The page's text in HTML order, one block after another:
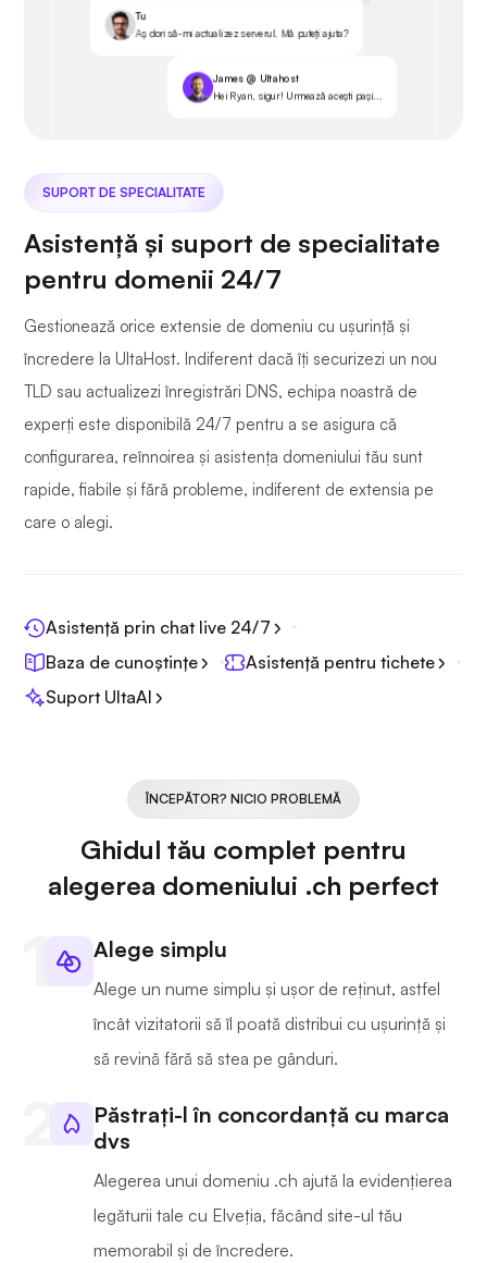
Tu
Aș dori să-mi actualizez serverul. Mă puteți ajuta?
James @ Ultahost
Hei Ryan, sigur! Urmează acești pași...
SUPORT DE SPECIALITATE
Asistență și suport de specialitate
pentru domenii 24/7
Gestionează orice extensie de domeniu cu ușurință și
încredere la UltaHost. Indiferent dacă îți securizezi un nou
TLD sau actualizezi înregistrări DNS, echipa noastră de
experți este disponibilă 24/7 pentru a se asigura că
configurarea, reînnoirea și asistența domeniului tău sunt
rapide, fiabile și fără probleme, indiferent de extensia pe
care o alegi.
Asistență prin chat live 24/7
Baza de cunoștințe
Asistență pentru tichete
Suport UltaAI
ÎNCEPĂTOR? NICIO PROBLEMĂ
Ghidul tău complet pentru
alegerea domeniului .ch perfect
Alege simplu
Alege un nume simplu și ușor de reținut, astfel
încât vizitatorii să îl poată distribui cu ușurință și
să revină fără să stea pe gânduri.
Păstrați-l în concordanță cu marca
dvs
Alegerea unui domeniu .ch ajută la evidențierea
legăturii tale cu Elveția, făcând site-ul tău
memorabil și de încredere.